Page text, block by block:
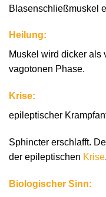
Blasenschließmuskel
Heilung:
Muskel wird dicker als
vagotonen Phase.
Krise:
epileptischer
Sphincter erschlafft.
der epileptischen Krise.
Biologischer Sinn: